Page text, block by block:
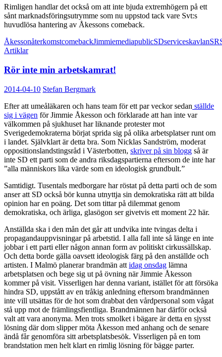
Rimligen handlar det också om att inte bjuda extremhögern på ett
sånt marknadsföringsutrymme som nu uppstod tack vare Svt:s
huvudlösa hantering av Åkessons comeback.
ÅkessonåterkomstcomebackJimmiemediapublicSDserviceskavlanSR
Artiklar
Rör inte min arbetskamrat!
2014-04-10 Stefan Bergmark
Efter att umeåläkaren och hans team för ett par veckor sedan ställde
sig i vägen för Jimmie Åkesson och förklarade att han inte var
välkommen på sjukhuset har liknande protester mot
Sverigedemokraterna börjat sprida sig på olika arbetsplatser runt om
i landet. Självklart är detta bra. Som Nicklas Sandström, moderat
oppositionslandstingsråd i Västerbotten, skriver på sin blogg så är
inte SD ett parti som de andra riksdagspartierna eftersom de inte har
”alla människors lika värde som en ideologisk grundbult.”
Samtidigt. Tusentals medborgare har röstat på detta parti och de som
anser att SD också bör kunna utnyttja sin demokratiska rätt att bilda
opinion har en poäng. Det som tittar på dilemmat genom
demokratiska, och ärliga, glasögon ser givetvis ett moment 22 här.
Anställda ska i den mån det går att undvika inte tvingas delta i
propagandauppvisningar på arbetstid. I alla fall inte så länge en inte
jobbar i ett parti eller någon annan form av politiskt cirkussällskap.
Och detta borde gälla oavsett ideologisk färg på den anställde och
artisten. I Malmö planerar brandmän att idag onsdag lämna
arbetsplatsen och bege sig ut på övning när Jimmie Åkesson
kommer på visit. Visserligen har denna variant, istället för att försöka
hindra SD, uppstått av en tråkig anledning eftersom brandmännen
inte vill utsättas för de hot som drabbat den vårdpersonal som vågat
stå upp mot de främlingsfientliga. Brandmännen har därför också
valt att vara anonyma. Men trots smolket i bägare är detta en sjysst
lösning där dom slipper möta Åkesson med anhang och de senare
ändå får genomföra sitt arbetsplatsbesök. Visserligen på en tom
brandstation men helt klart en rimlig lösning för bägge parter.